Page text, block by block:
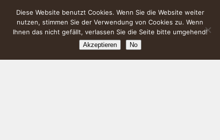
Diese Website benutzt Cookies. Wenn Sie die Website weiter
nutzen, stimmen Sie der Verwendung von Cookies zu. Wenn
Ihnen das nicht gefällt, verlassen Sie die Seite bitte umgehend!
Akzeptieren No